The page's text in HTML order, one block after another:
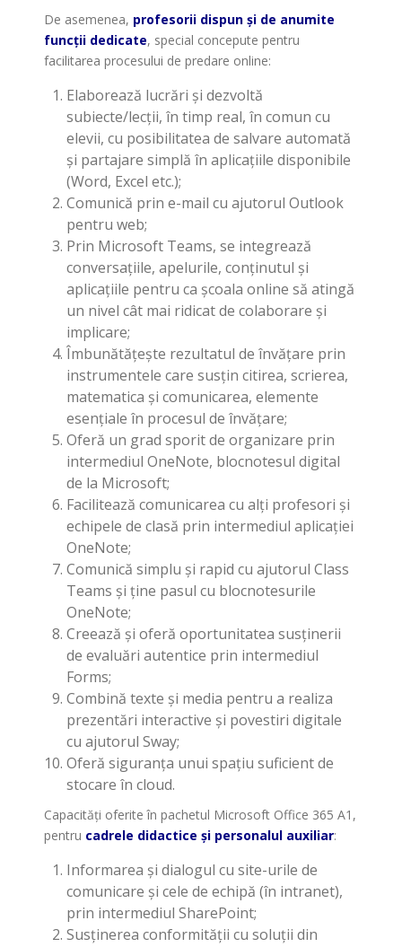
De asemenea, profesorii dispun și de anumite
funcții dedicate, special concepute pentru
facilitarea procesului de predare online:
Elaborează lucrări și dezvoltă
subiecte/lecții, în timp real, în comun cu
elevii, cu posibilitatea de salvare automată
și partajare simplă în aplicațiile disponibile
(Word, Excel etc.);
Comunică prin e-mail cu ajutorul Outlook
pentru web;
Prin Microsoft Teams, se integrează
conversațiile, apelurile, conținutul și
aplicațiile pentru ca școala online să atingă
un nivel cât mai ridicat de colaborare și
implicare;
Îmbunătățește rezultatul de învățare prin
instrumentele care susțin citirea, scrierea,
matematica și comunicarea, elemente
esențiale în procesul de învățare;
Oferă un grad sporit de organizare prin
intermediul OneNote, blocnotesul digital
de la Microsoft;
Facilitează comunicarea cu alți profesori și
echipele de clasă prin intermediul aplicației
OneNote;
Comunică simplu și rapid cu ajutorul Class
Teams și ține pasul cu blocnotesurile
OneNote;
Creează și oferă oportunitatea susținerii
de evaluări autentice prin intermediul
Forms;
Combină texte și media pentru a realiza
prezentări interactive și povestiri digitale
cu ajutorul Sway;
Oferă siguranța unui spațiu suficient de
stocare în cloud.
Capacități oferite în pachetul Microsoft Office 365 A1,
pentru cadrele didactice și personalul auxiliar:
Informarea și dialogul cu site-urile de
comunicare și cele de echipă (în intranet),
prin intermediul SharePoint;
Susținerea conformității cu soluții din